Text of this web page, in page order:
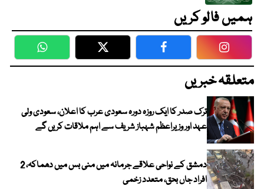
ہمیں فالو کریں
WhatsApp Twitter Facebook
متعلقہ خبریں
ترک صدر کا ایک روزہ دورہ سعودی عرب کا اعلان، سعودی ولی
عہد اور وزیراعظم شہباز شریف سے اہم ملاقات کریں گے
دمشق کے نواحی علاقے جرمانہ میں منی بس میں دھماکہ، 2
افراد جاں بحق، متعدد زخمی